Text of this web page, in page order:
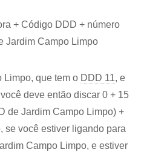
+ Código DDD + número
Jardim Campo Limpo
Limpo, que tem o DDD 11, e
deve então discar 0 + 15
de Jardim Campo Limpo) +
se você estiver ligando para
Campo Limpo, e estiver